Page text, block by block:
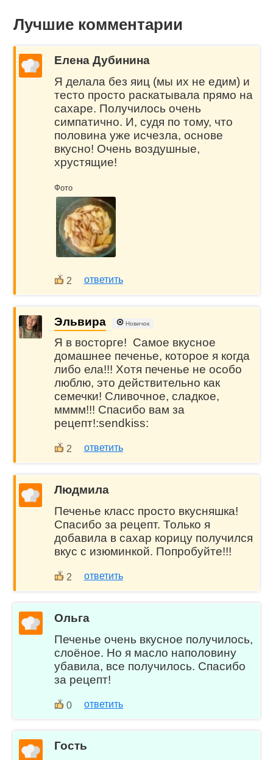
Лучшие комментарии
Елена Дубинина
Я делала без яиц (мы их не едим) и
тесто просто раскатывала прямо на
сахаре. Получилось очень
симпатично. И, судя по тому, что
половина уже исчезла, основе
вкусно! Очень воздушные,
хрустящие!
Фото
2 ответить
Эльвира Новичок
Я в восторге! Самое вкусное
домашнее печенье, которое я когда
либо ела!!! Хотя печенье не особо
люблю, это действительно как
семечки! Сливочное, сладкое,
мммм!!! Спасибо вам за
рецепт!:sendkiss:
2 ответить
Людмила
Печенье класс просто вкусняшка!
Спасибо за рецепт. Только я
добавила в сахар корицу получился
вкус с изюминкой. Попробуйте!!!
2 ответить
Ольга
Печенье очень вкусное получилось,
слоёное. Но я масло наполовину
убавила, все получилось. Спасибо
за рецепт!
0 ответить
Гость